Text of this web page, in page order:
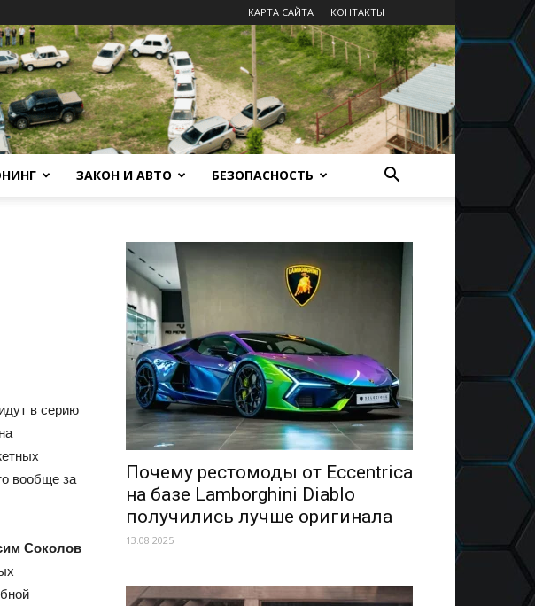
КАРТА САЙТА КОНТАКТЫ
ЗАКОН И АВТО БЕЗОПАСНОСТЬ
в серию
вообще за
Соколов
Почему рестомоды от Eccentrica
на базе Lamborghini Diablo
получились лучше оригинала
13.08.2025